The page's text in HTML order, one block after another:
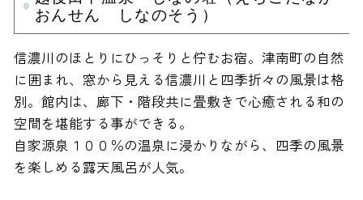
おんせん しなのそう）
信濃川のほとりにひっそりと佇むお宿。津南町の自然
に囲まれ、窓から見える信濃川と四季折々の風景は格
別。館内は、廊下・階段共に畳敷きで心癒される和の
空間を堪能する事ができる。
自家源泉１００％の温泉に浸かりながら、四季の風景
を楽しめる露天風呂が人気。